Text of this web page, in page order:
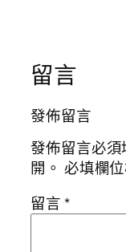
留言
發佈留言
發佈留言必
開。 必填欄
留言*